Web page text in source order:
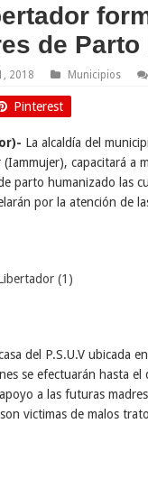
de Parto
2018 Municipios
Pinterest
La alcaldía del
capacitará a
parto humanizado las
por la atención de
del P.S.U.V ubicada
se efectuarán hasta
a las futuras
victimas de malos